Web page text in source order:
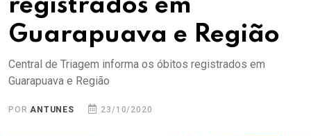
registrados em
Guarapuava e Região
Central de Triagem informa os óbitos registrados em
Guarapuava e Região
PORANTUNES 23/10/2020